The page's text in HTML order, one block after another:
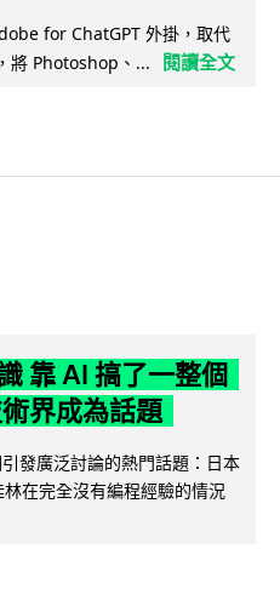
for ChatGPT 外掛，取代
將 Photoshop、...
閱讀全文
靠 AI 搞了一整個
界成為話題
發廣泛討論的熱門話題：日本
在完全沒有編程經驗的情況